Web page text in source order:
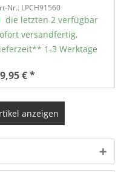
Nr.: LPCH91560
die letzten 2 verfügbar
versandfertig,
1-3 Werktage
€ *
anzeigen